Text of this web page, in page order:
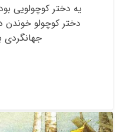
یه دختر کوچولویی
دختر کوچولو خوندن